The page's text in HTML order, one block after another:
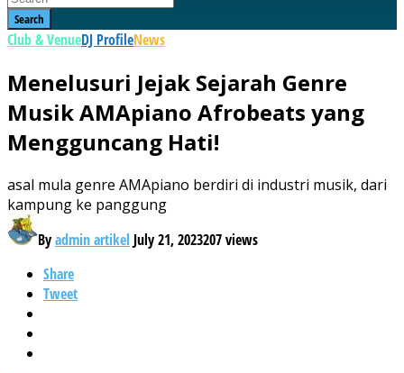
Search
Club & VenueDJ ProfileNews
Menelusuri Jejak Sejarah Genre
Musik AMApiano Afrobeats yang
Mengguncang Hati!
asal mula genre AMApiano berdiri di industri musik, dari
kampung ke panggung
Byadmin artikel July 21, 2023207 views
Share
Tweet